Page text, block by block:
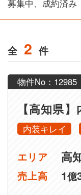
募集中、成約済み
全 2 件
物件No：12985
【高知県
内装キレイ
エリア 高
売上高 1億